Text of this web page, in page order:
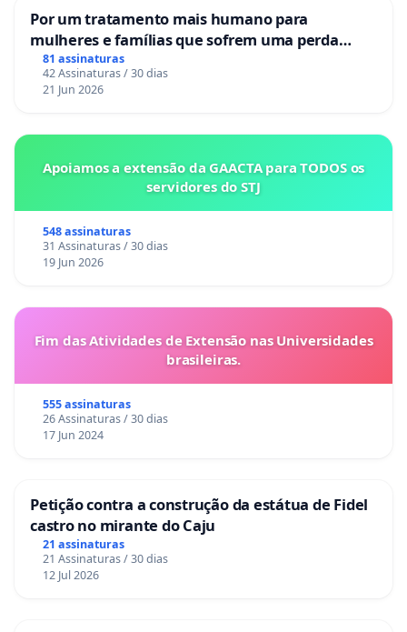
Por um tratamento mais humano para
mulheres e famílias que sofrem uma perda
gestacional nos hospitais portugueses
81 assinaturas
42 Assinaturas / 30 dias
21 Jun 2026
Apoiamos a extensão da GAACTA para TODOS os
servidores do STJ
548 assinaturas
31 Assinaturas / 30 dias
19 Jun 2026
Fim das Atividades de Extensão nas Universidades
brasileiras.
555 assinaturas
26 Assinaturas / 30 dias
17 Jun 2024
Petição contra a construção da estátua de Fidel
castro no mirante do Caju
21 assinaturas
21 Assinaturas / 30 dias
12 Jul 2026